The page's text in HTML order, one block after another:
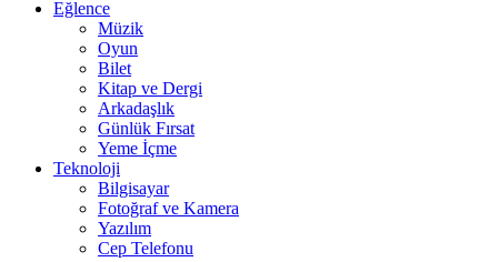
Eğlence
Müzik
Oyun
Bilet
Kitap ve Dergi
Arkadaşlık
Günlük Fırsat
Yeme İçme
Teknoloji
Bilgisayar
Fotoğraf ve Kamera
Yazılım
Cep Telefonu